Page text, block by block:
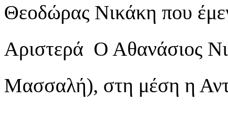
Θεοδώρας Νικάκη που
Αριστερά Ο Αθανάσιος
Μασσαλή), στη μέση η